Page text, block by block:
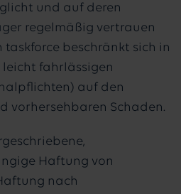
und auf deren
regelmäßig vertrauen
beschränkt sich in
leicht fahrlässigen
auf den
vorhersehbaren Schaden.
Haftung von
nach